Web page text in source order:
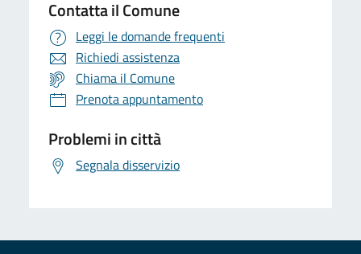
Contatta il Comune
Leggi le domande frequenti
Richiedi assistenza
Chiama il Comune
Prenota appuntamento
Problemi in città
Segnala disservizio